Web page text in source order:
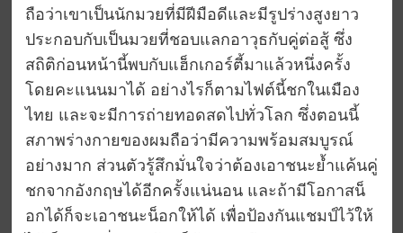
ถือว่าเขาเป็นนักมวยที่มีฝีมือดีและมีรูปร่างสูงยาว
ประกอบกับเป็นมวยที่ชอบแลกอาวุธกับคู่ต่อสู้ ซึ่ง
สถิติก่อนหน้านี้พบกับแฮ็กเกอร์ตี้มาแล้วหนึ่งครั้ง
โดยคะแนนมาได้ อย่างไรก็ตามไฟต์นี้ชกในเมือง
ไทย และจะมีการถ่ายทอดสดไปทั่วโลก ซึ่งตอนนี้
สภาพร่างกายของผมถือว่ามีความพร้อมสมบูรณ์
อย่างมาก ส่วนตัวรู้สึกมั่นใจว่าต้องเอาชนะย้ำแค้นคู่
ชกจากอังกฤษได้อีกครั้งแน่นอน และถ้ามีโอกาสน็
อกได้ก็จะเอาชนะน็อกให้ได้ เพื่อป้องกันแชมป์ไว้ให้